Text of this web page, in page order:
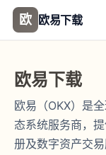
欧 欧易下载
欧易下载
欧易（OKX）是
态系统服务商，
册及数字资产交